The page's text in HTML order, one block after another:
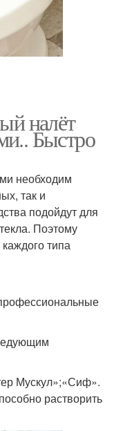
налёт
Быстро
необходим
так и
подойдут для
Поэтому
типа
Мускул»;«Сиф».
растворить